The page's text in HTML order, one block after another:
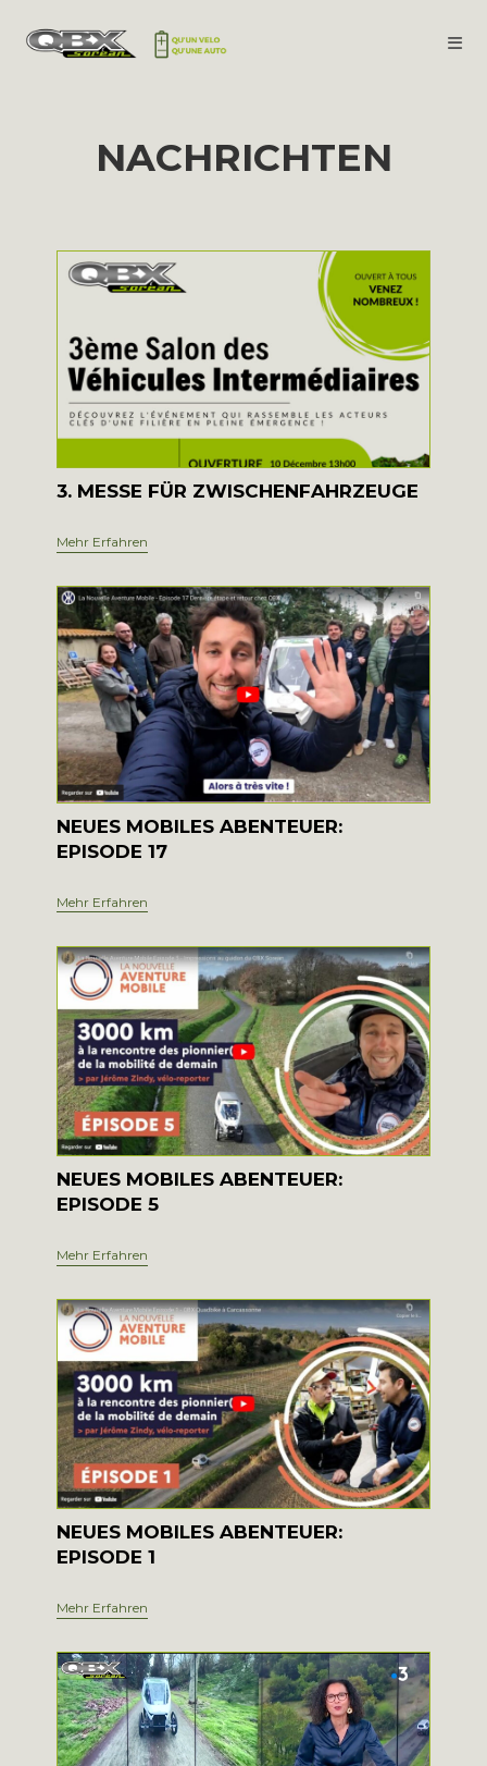
NACHRICHTEN
3. MESSE FÜR ZWISCHENFAHRZEUGE
Mehr Erfahren
NEUES MOBILES ABENTEUER:
EPISODE 17
Mehr Erfahren
NEUES MOBILES ABENTEUER:
EPISODE 5
Mehr Erfahren
NEUES MOBILES ABENTEUER:
EPISODE 1
Mehr Erfahren